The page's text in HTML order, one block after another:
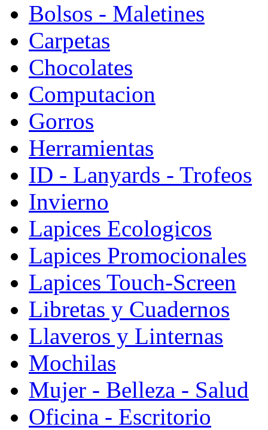
Bolsos - Maletines
Carpetas
Chocolates
Computacion
Gorros
Herramientas
ID - Lanyards - Trofeos
Invierno
Lapices Ecologicos
Lapices Promocionales
Lapices Touch-Screen
Libretas y Cuadernos
Llaveros y Linternas
Mochilas
Mujer - Belleza - Salud
Oficina - Escritorio